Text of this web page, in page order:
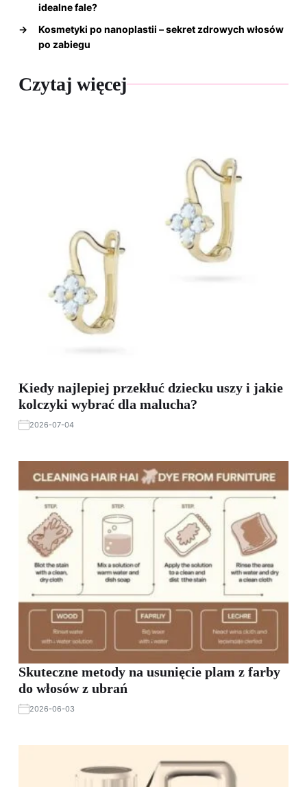
idealne fale?
→
Kosmetyki po nanoplastii – sekret zdrowych włosów
po zabiegu
Czytaj więcej
Kiedy najlepiej przekłuć dziecku uszy i jakie
kolczyki wybrać dla malucha?
2026-07-04
Skuteczne metody na usunięcie plam z farby
do włosów z ubrań
2026-06-03